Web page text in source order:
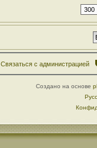
Связаться с администрацией
Создано на основе